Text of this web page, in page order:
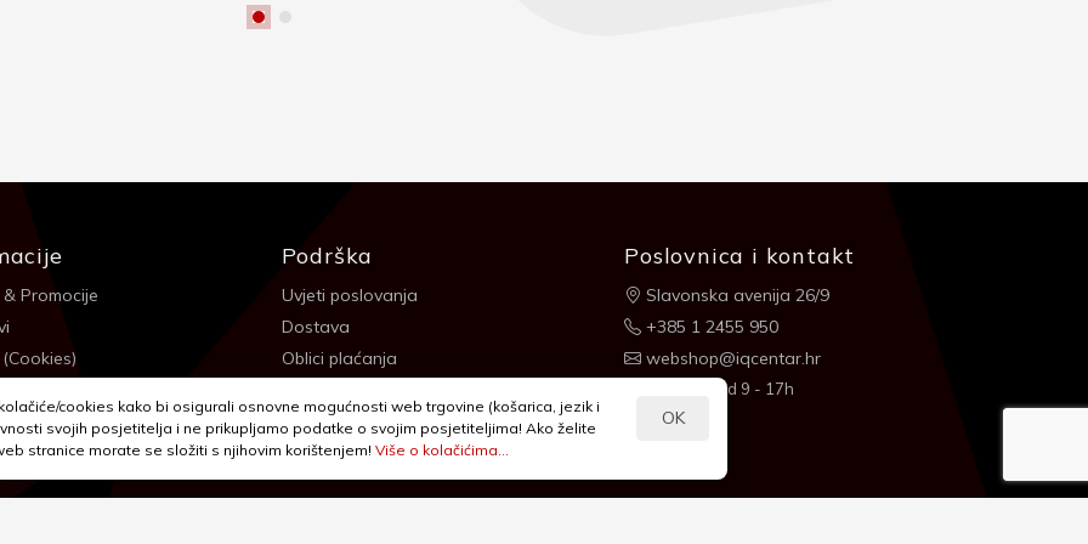
Promocije
Podrška
Uvjeti poslovanja
Dostava
Oblici plaćanja
Reklamacije, povrati i prigovori
Jednostrani raskid ugovora
Poslovnica i kontakt
Slavonska avenija 26/9
+385 1 2455 950
webshop@iqcentar.hr
Pon - Pet od 9 - 17h
cookies kako bi osigurali osnovne mogućnosti web trgovine (košarica, jezik i
svojih posjetitelja i ne prikupljamo podatke o svojim posjetiteljima! Ako želite
stranice morate se složiti s njihovim korištenjem! Više o kolačićima...
OK